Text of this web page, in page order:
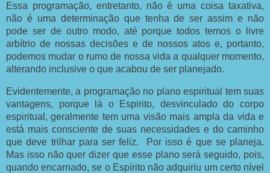
Essa programação, entretanto, não é uma coisa taxativa,
não é uma determinação que tenha de ser assim e não
pode ser de outro modo, até porque todos temos o livre
arbítrio de nossas decisões e de nossos atos e, portanto,
podemos mudar o rumo de nossa vida a qualquer momento,
alterando inclusive o que acabou de ser planejado.
Evidentemente, a programação no plano espiritual tem suas
vantagens, porque lá o Espirito, desvinculado do corpo
espiritual, geralmente tem uma visão mais ampla da vida e
está mais consciente de suas necessidades e do caminho
que deve trilhar para ser feliz. Por isso é que se planeja.
Mas isso não quer dizer que esse plano será seguido, pois,
quando encarnado, se o Espírito não adquiriu um certo nível